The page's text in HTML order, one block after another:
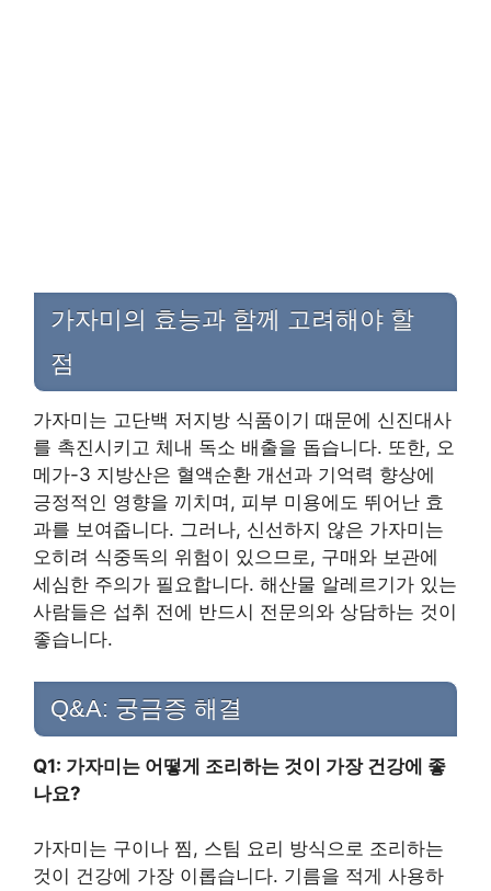
가자미의 효능과 함께 고려해야 할
점
가자미는 고단백 저지방 식품이기 때문에 신진대사
를 촉진시키고 체내 독소 배출을 돕습니다. 또한, 오
메가-3 지방산은 혈액순환 개선과 기억력 향상에
긍정적인 영향을 끼치며, 피부 미용에도 뛰어난 효
과를 보여줍니다. 그러나, 신선하지 않은 가자미는
오히려 식중독의 위험이 있으므로, 구매와 보관에
세심한 주의가 필요합니다. 해산물 알레르기가 있는
사람들은 섭취 전에 반드시 전문의와 상담하는 것이
좋습니다.
Q&A: 궁금증 해결
Q1: 가자미는 어떻게 조리하는 것이 가장 건강에 좋
나요?
가자미는 구이나 찜, 스팀 요리 방식으로 조리하는
것이 건강에 가장 이롭습니다. 기름을 적게 사용하